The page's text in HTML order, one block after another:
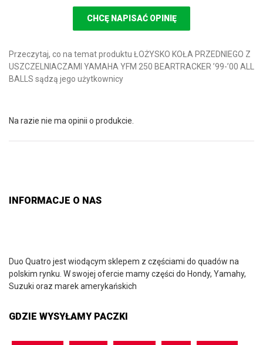
CHCĘ NAPISAĆ OPINIĘ
Przeczytaj, co na temat produktu ŁOŻYSKO KOŁA PRZEDNIEGO Z
USZCZELNIACZAMI YAMAHA YFM 250 BEARTRACKER ’99-’00 ALL
BALLS sądzą jego użytkownicy
Na razie nie ma opinii o produkcie.
INFORMACJE O NAS
Duo Quatro jest wiodącym sklepem z częściami do quadów na
polskim rynku. W swojej ofercie mamy części do Hondy, Yamahy,
Suzuki oraz marek amerykańskich
GDZIE WYSYŁAMY PACZKI